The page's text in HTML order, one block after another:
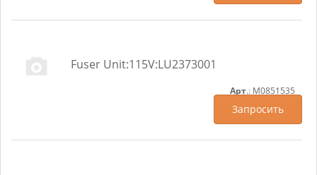
Fuser Unit:115V:LU2373001
Арт.: M0851535
Запросить